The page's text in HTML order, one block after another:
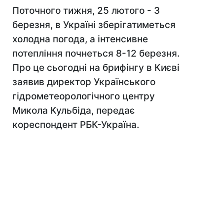
Поточного тижня, 25 лютого - 3
березня, в Україні зберігатиметься
холодна погода, а інтенсивне
потепління почнеться 8-12 березня.
Про це сьогодні на брифінгу в Києві
заявив директор Українського
гідрометеорологічного центру
Микола Кульбіда, передає
кореспондент РБК-Україна.